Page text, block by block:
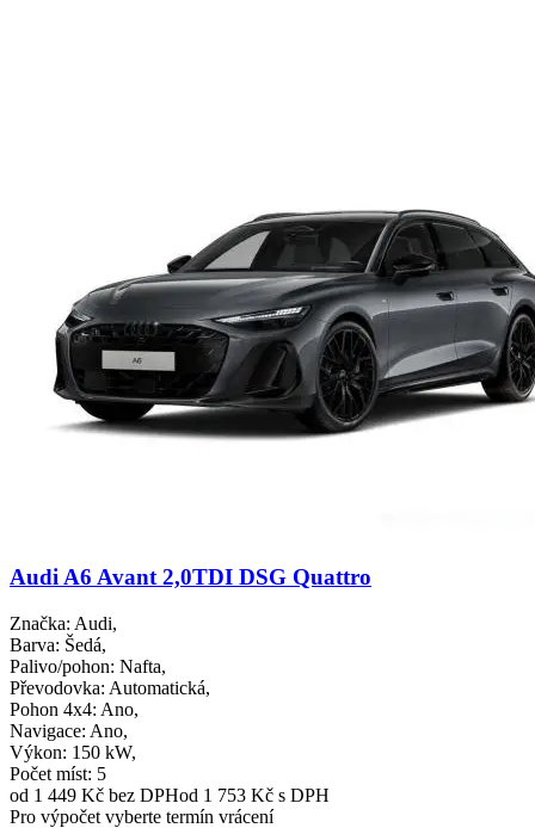
Audi A6 Avant 2,0TDI DSG Quattro
Značka: Audi,
Barva: Šedá,
Palivo/pohon: Nafta,
Převodovka: Automatická,
Pohon 4x4: Ano,
Navigace: Ano,
Výkon: 150 kW,
Počet míst: 5
od 1 449 Kč bez DPHod 1 753 Kč s DPH
Pro výpočet vyberte termín vrácení